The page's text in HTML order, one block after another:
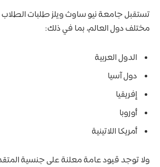
تستقبل جامعة نيو ساوث ويلز طلبات الطلاب
مختلف دول العالم، بما في ذلك:
الدول العربية
دول آسيا
إفريقيا
أوروبا
أمريكا اللاتينية
ولا توجد قيود عامة معلنة على جنسية